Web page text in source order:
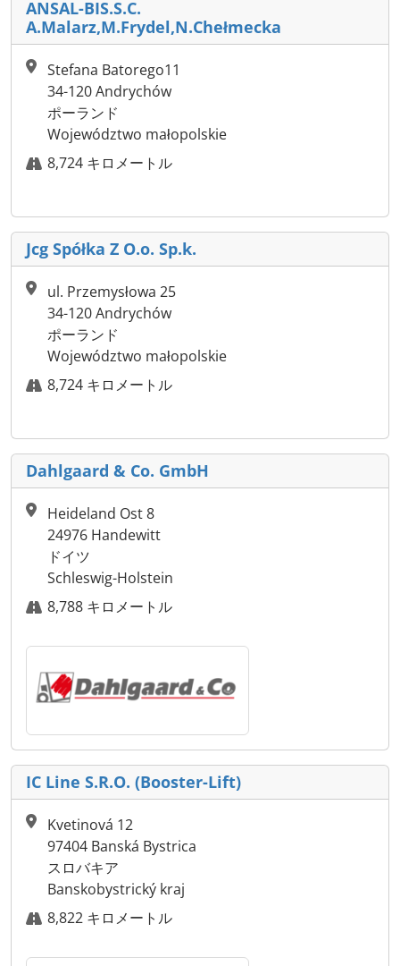
ANSAL-BIS.S.C.
A.Malarz,M.Frydel,N.Chełmecka
Stefana Batorego11
34-120 Andrychów
ポーランド
Województwo małopolskie
8,724 キロメートル
Jcg Spółka Z O.o. Sp.k.
ul. Przemysłowa 25
34-120 Andrychów
ポーランド
Województwo małopolskie
8,724 キロメートル
Dahlgaard & Co. GmbH
Heideland Ost 8
24976 Handewitt
ドイツ
Schleswig-Holstein
8,788 キロメートル
IC Line S.R.O. (Booster-Lift)
Kvetinová 12
97404 Banská Bystrica
スロバキア
Banskobystrický kraj
8,822 キロメートル